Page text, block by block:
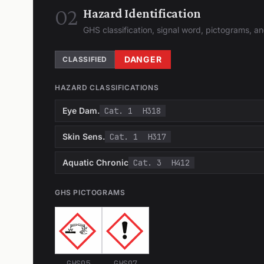
02 Hazard Identification
GHS classification, signal word, pictograms,
CLASSIFIED DANGER
HAZARD CLASSIFICATIONS
Eye Dam. Cat. 1 H318
Skin Sens. Cat. 1 H317
Aquatic Chronic Cat. 3 H412
GHS PICTOGRAMS